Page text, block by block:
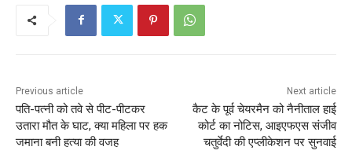
k
A
p
Previous article
पति-पत्नी को तवे से पीट-पीटकर
उतारा मौत के घाट, क्या महिला पर हक
जमाना बनी हत्या की वजह
Next article
कैट के पूर्व चेयरमैन को नैनीताल हाई
कोर्ट का नोटिस, आइएफएस संजीव
चतुर्वेदी की एप्लीकेशन पर सुनवाई